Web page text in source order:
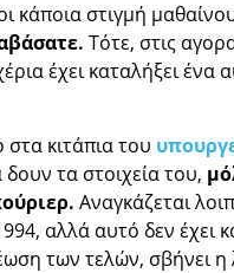
κάποια στιγμή
Τότε, στις
έχει καταλήξει ένα
κιτάπια του
τα στοιχεία του,
Αναγκάζεται
αλλά αυτό δεν έχει
των τελών, σβήνει